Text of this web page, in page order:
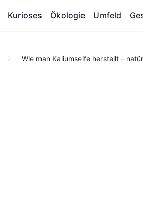
Kurioses Ökologie Umfeld
Wie man Kaliumseife herstellt -